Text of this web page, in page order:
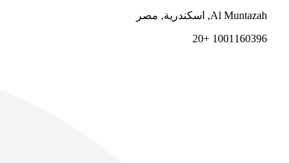
1001160396 +20